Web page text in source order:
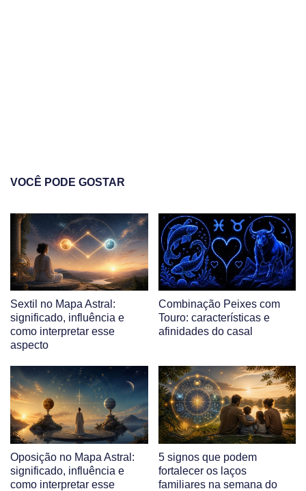
VOCÊ PODE GOSTAR
Sextil no Mapa Astral:
significado, influência e
como interpretar esse
aspecto
Combinação Peixes com
Touro: características e
afinidades do casal
Oposição no Mapa Astral:
significado, influência e
como interpretar esse
5 signos que podem
fortalecer os laços
familiares na semana do